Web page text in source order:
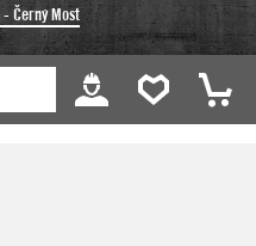
- Černý Most